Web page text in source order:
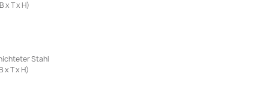
x T x H)
Stahl
x T x H)